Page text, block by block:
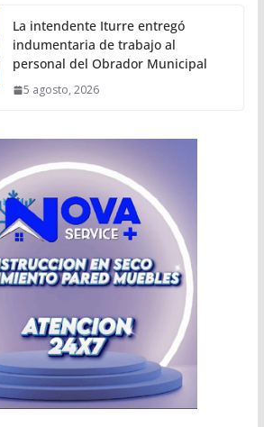
La intendente Iturre entregó
indumentaria de trabajo al
personal del Obrador Municipal
5 agosto, 2026